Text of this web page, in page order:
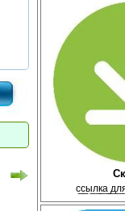
с̲с̲ы̲л̲к̲а̲